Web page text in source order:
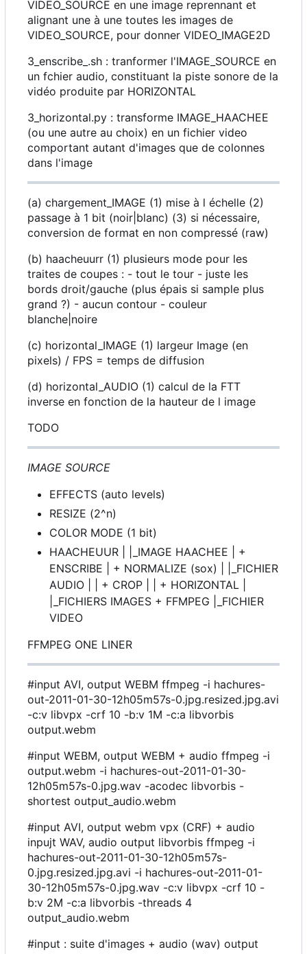
VIDEO_SOURCE en une image reprennant et
alignant une à une toutes les images de
VIDEO_SOURCE, pour donner VIDEO_IMAGE2D
3_enscribe_.sh : tranformer l'IMAGE_SOURCE en
un fchier audio, constituant la piste sonore de la
vidéo produite par HORIZONTAL
3_horizontal.py : transforme IMAGE_HAACHEE
(ou une autre au choix) en un fichier video
comportant autant d'images que de colonnes
dans l'image
(a) chargement_IMAGE (1) mise à l échelle (2)
passage à 1 bit (noir|blanc) (3) si nécessaire,
conversion de format en non compressé (raw)
(b) haacheuurr (1) plusieurs mode pour les
traites de coupes : - tout le tour - juste les
bords droit/gauche (plus épais si sample plus
grand ?) - aucun contour - couleur
blanche|noire
(c) horizontal_IMAGE (1) largeur Image (en
pixels) / FPS = temps de diffusion
(d) horizontal_AUDIO (1) calcul de la FTT
inverse en fonction de la hauteur de l image
TODO
IMAGE SOURCE
EFFECTS (auto levels)
RESIZE (2^n)
COLOR MODE (1 bit)
HAACHEUUR | |_IMAGE HAACHEE | +
ENSCRIBE | + NORMALIZE (sox) | |_FICHIER
AUDIO | | + CROP | | + HORIZONTAL |
|_FICHIERS IMAGES + FFMPEG |_FICHIER
VIDEO
FFMPEG ONE LINER
#input AVI, output WEBM ffmpeg -i hachures-
out-2011-01-30-12h05m57s-0.jpg.resized.jpg.avi
-c:v libvpx -crf 10 -b:v 1M -c:a libvorbis
output.webm
#input WEBM, output WEBM + audio ffmpeg -i
output.webm -i hachures-out-2011-01-30-
12h05m57s-0.jpg.wav -acodec libvorbis -
shortest output_audio.webm
#input AVI, output webm vpx (CRF) + audio
inpujt WAV, audio output libvorbis ffmpeg -i
hachures-out-2011-01-30-12h05m57s-
0.jpg.resized.jpg.avi -i hachures-out-2011-01-
30-12h05m57s-0.jpg.wav -c:v libvpx -crf 10 -
b:v 2M -c:a libvorbis -threads 4
output_audio.webm
#input : suite d'images + audio (wav) output